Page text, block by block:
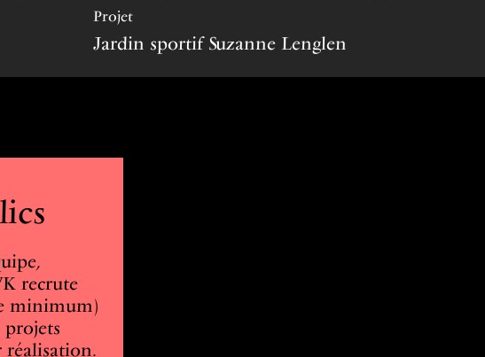
projet
Jardin sportif Suzanne Lenglen
recrute
minimum)
projets
réalisation.